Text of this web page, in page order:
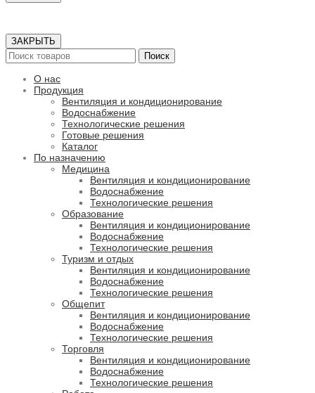
ЗАКРЫТЬ
Поиск
О нас
Продукция
Вентиляция и кондиционирование
Водоснабжение
Технологические решения
Готовые решения
Каталог
По назначению
Медицина
Вентиляция и кондиционирование
Водоснабжение
Технологические решения
Образование
Вентиляция и кондиционирование
Водоснабжение
Технологические решения
Туризм и отдых
Вентиляция и кондиционирование
Водоснабжение
Технологические решения
Общепит
Вентиляция и кондиционирование
Водоснабжение
Технологические решения
Торговля
Вентиляция и кондиционирование
Водоснабжение
Технологические решения